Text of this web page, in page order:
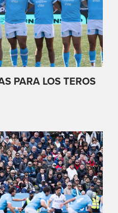
PARA LOS TEROS